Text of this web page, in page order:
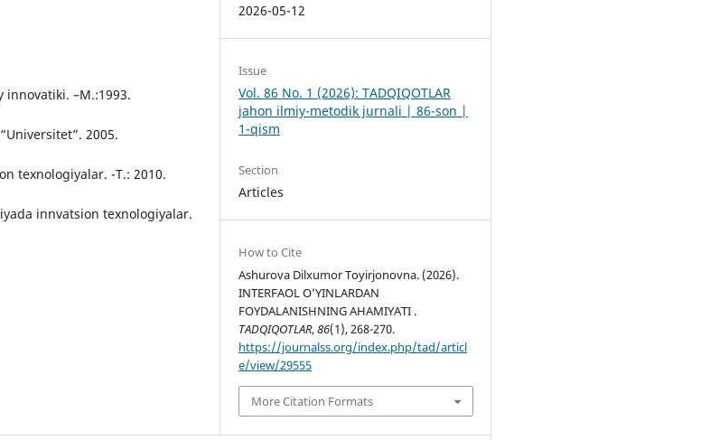
innovatiki. –M.:1993.
2005.
texnologiyalar. -T.: 2010.
innvatsion texnologiyalar.
2026-05-12
Issue
Vol. 86 No. 1 (2026): TADQIQOTLAR
jahon ilmiy-metodik jurnali | 86-son |
1-qism
Section
Articles
How to Cite
Ashurova Dilxumor Toyirjonovna. (2026).
INTERFAOL O’YINLARDAN
FOYDALANISHNING AHAMIYATI .
TADQIQOTLAR,86(1), 268-270.
https://journalss.org/index.php/tad/articl
e/view/29555
More Citation Formats